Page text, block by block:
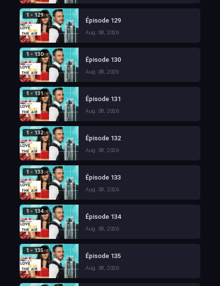
1 - 129
Épisode 129
Aug. 08, 2026
1 - 130
Épisode 130
Aug. 08, 2026
1 - 131
Épisode 131
Aug. 08, 2026
1 - 132
Épisode 132
Aug. 08, 2026
1 - 133
Épisode 133
Aug. 08, 2026
1 - 134
Épisode 134
Aug. 08, 2026
1 - 135
Épisode 135
Aug. 08, 2026